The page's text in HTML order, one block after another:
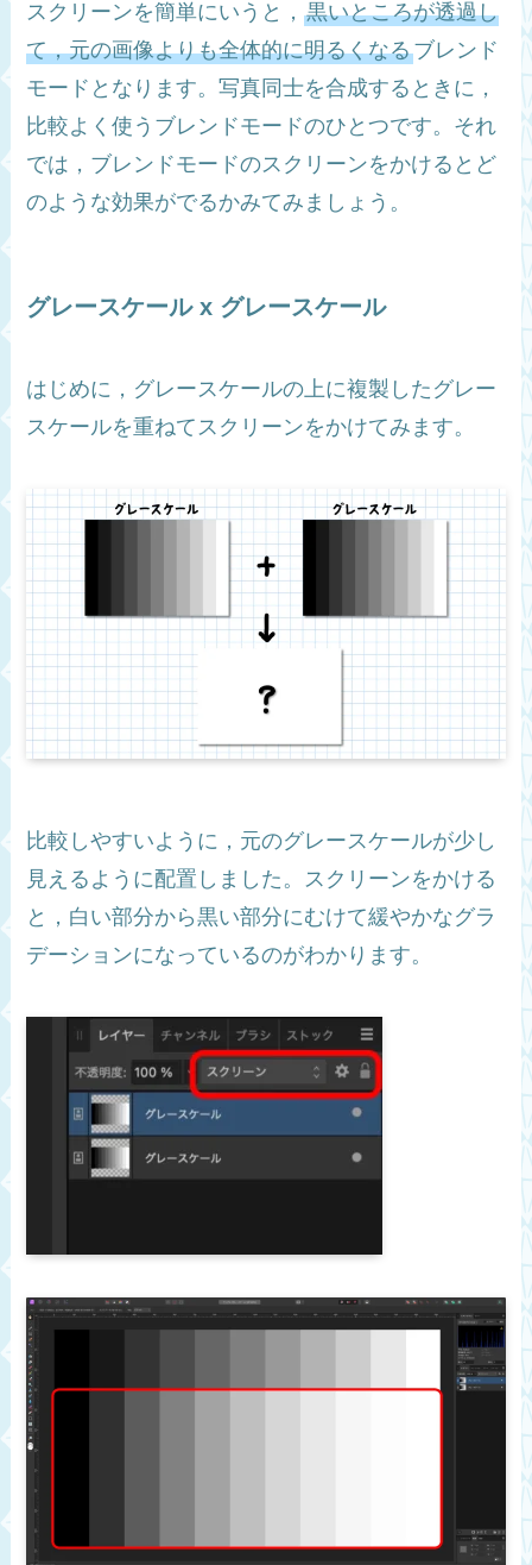
スクリーンを簡単にいうと，黒いところが透過し
て，元の画像よりも全体的に明るくなるブレンド
モードとなります。写真同士を合成するときに，
比較よく使うブレンドモードのひとつです。それ
では，ブレンドモードのスクリーンをかけるとど
のような効果がでるかみてみましょう。
グレースケール x グレースケール
はじめに，グレースケールの上に複製したグレー
スケールを重ねてスクリーンをかけてみます。
比較しやすいように，元のグレースケールが少し
見えるように配置しました。スクリーンをかける
と，白い部分から黒い部分にむけて緩やかなグラ
デーションになっているのがわかります。